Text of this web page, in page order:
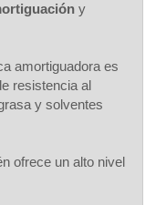
y
amortiguadora es
resistencia al
y solventes
ofrece un alto nivel